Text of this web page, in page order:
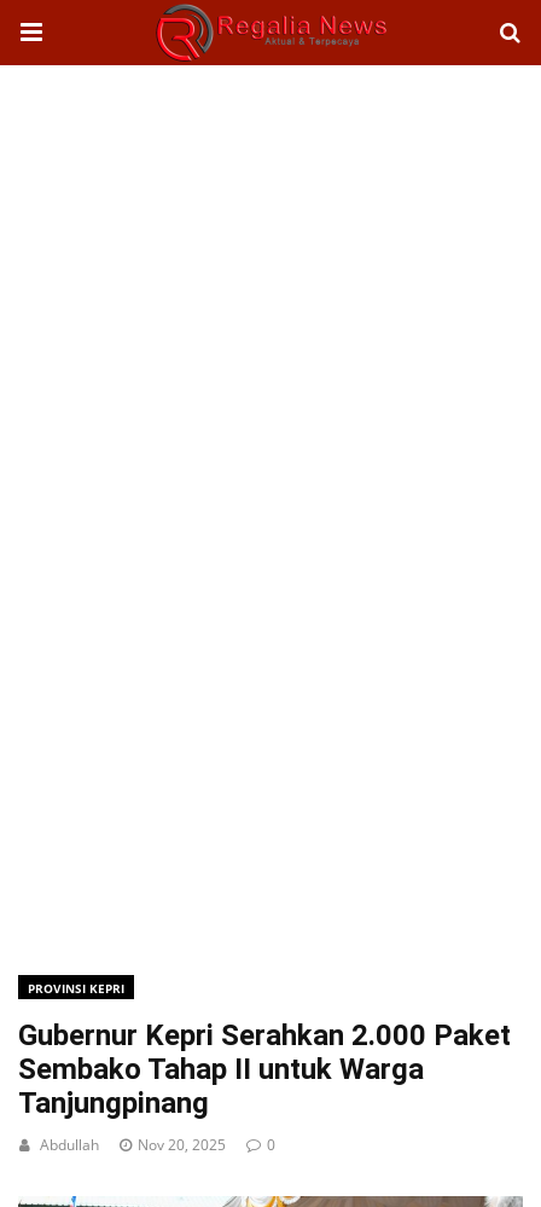
PROVINSI KEPRI
Gubernur Kepri Serahkan 2.000 Paket
Sembako Tahap II untuk Warga
Tanjungpinang
Abdullah Nov 20, 2025 0